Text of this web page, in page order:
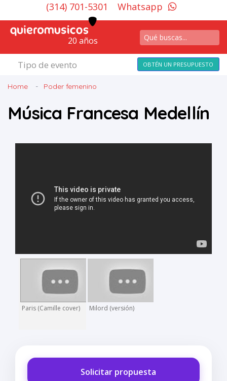
(314) 701-5301 Whatsapp
20 años
Tipo de evento OBTÉN UN PRESUPUESTO
Home Poder femenino
Música Francesa Medellín
Paris (Camille cover) Milord (versión)
Solicitar propuesta